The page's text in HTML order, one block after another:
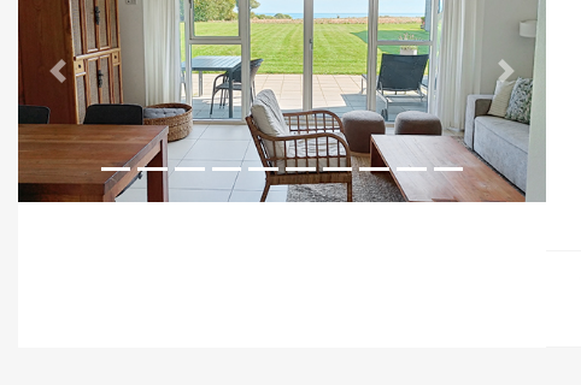
Previous Next